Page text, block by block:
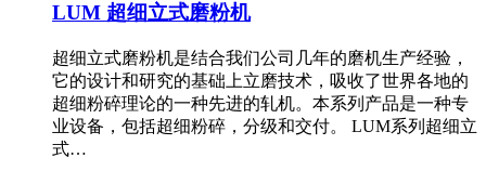
LUM 超细立式磨粉机
超细立式磨粉机是结合我们公司几年的磨机生产经验，
它的设计和研究的基础上立磨技术，吸收了世界各地的
超细粉碎理论的一种先进的轧机。本系列产品是一种专
业设备，包括超细粉碎，分级和交付。 LUM系列超细立
式…